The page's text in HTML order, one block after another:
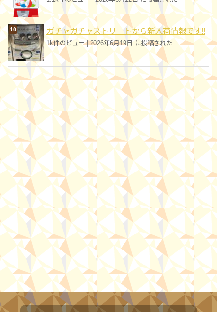
ガチャガチャストリートから新入荷情報です!!
1k件のビュー|2026年6月19日 に投稿された